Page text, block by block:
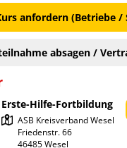
anfordern (Betriebe /
absagen /
Erste-Hilfe-Fortbildung
ASB Kreisverband Wesel
Friedenstr. 66